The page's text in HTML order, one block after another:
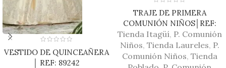
VESTIDO DE QUINCEAÑERA
│ REF: 89242
TRAJE DE PRIMERA
COMUNIÓN NIÑOS│REF:
D1004
Tienda Itagüí, P. Comunión
Niños, Tienda Laureles, P.
Comunión Niños, Tienda